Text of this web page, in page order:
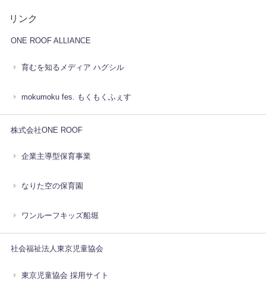
リンク
ONE ROOF ALLIANCE
育むを知るメディア ハグシル
mokumoku fes. もくもくふぇす
株式会社ONE ROOF
企業主導型保育事業
なりた空の保育園
ワンルーフキッズ船堀
社会福祉法人東京児童協会
東京児童協会 採用サイト